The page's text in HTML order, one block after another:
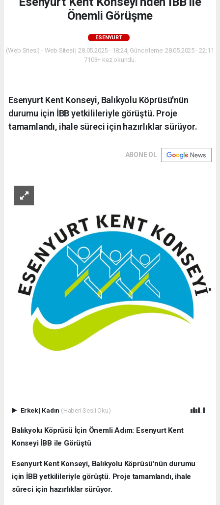
Önemli Görüşme
ESENYURT
(Web Sitesi) - Web Sitesi | 28.05.2025 - 18:24, Güncelleme: 28.05.2025 - 22:11
7103+ kez okundu.
Esenyurt Kent Konseyi, Balıkyolu Köprüsü'nün
durumu için İBB yetkilileriyle görüştü. Proje
tamamlandı, ihale süreci için hazırlıklar sürüyor.
ABONE OL
Erkek| Kadın (Haberi Sesli Oku)
Balıkyolu Köprüsü İçin Önemli Adım: Esenyurt Kent
Konseyi İBB ile Görüştü
Esenyurt Kent Konseyi, Balıkyolu Köprüsü'nün durumu
için İBB yetkilileriyle görüştü. Proje tamamlandı, ihale
süreci için hazırlıklar sürüyor.